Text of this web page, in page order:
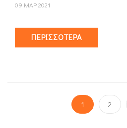
09 ΜΑΡ 2021
ΠΕΡΙΣΣΌΤΕΡΑ
1 2